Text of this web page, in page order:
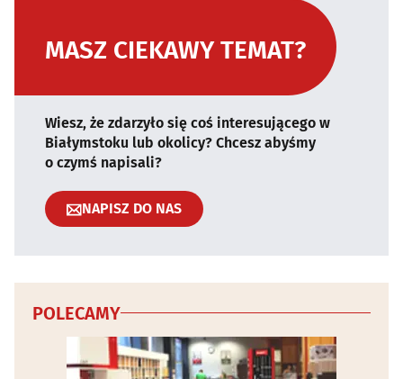
MASZ CIEKAWY TEMAT?
Wiesz, że zdarzyło się coś interesującego w
Białymstoku lub okolicy? Chcesz abyśmy
o czymś napisali?
NAPISZ DO NAS
POLECAMY